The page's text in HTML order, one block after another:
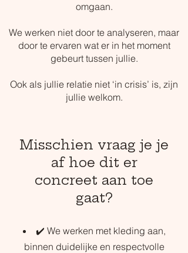
omgaan.
We werken niet door te analyseren, maar
door te ervaren wat er in het moment
gebeurt tussen jullie.
Ook als jullie relatie niet ‘in crisis’ is, zijn
jullie welkom.
Misschien vraag je je
af hoe dit er
concreet aan toe
gaat?
✔️ We werken met kleding aan,
binnen duidelijke en respectvolle